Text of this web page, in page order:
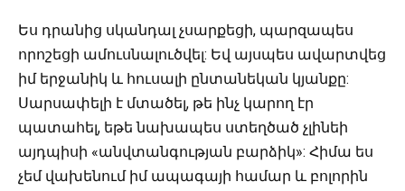
Ես դրանից սկանդալ չսարքեցի, պարզապես
որոշեցի ամուսնալուծվել: Եվ այսպես ավարտվեց
իմ երջանիկ և հուսալի ընտանեկան կյանքը:
Սարսափելի է մտածել, թե ինչ կարող էր
պատահել, եթե նախապես ստեղծած չլինեի
այդպիսի «անվտանգության բարձիկ»: Հիմա ես
չեմ վախենում իմ ապագայի համար և բոլորին